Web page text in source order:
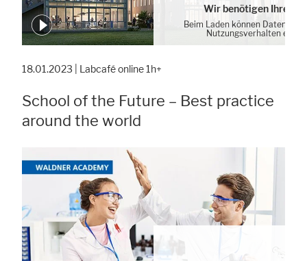
Wir benötigen Ihre
Beim Laden können Daten von
Nutzungsverhalten
18.01.2023 | Labcafé online 1h+
School of the Future – Best practice
around the world